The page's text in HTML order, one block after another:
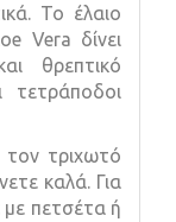
Το έλαιο
Vera δίνει
θρεπτικό
τετράποδοι
τριχωτό
καλά. Για
πετσέτα ή